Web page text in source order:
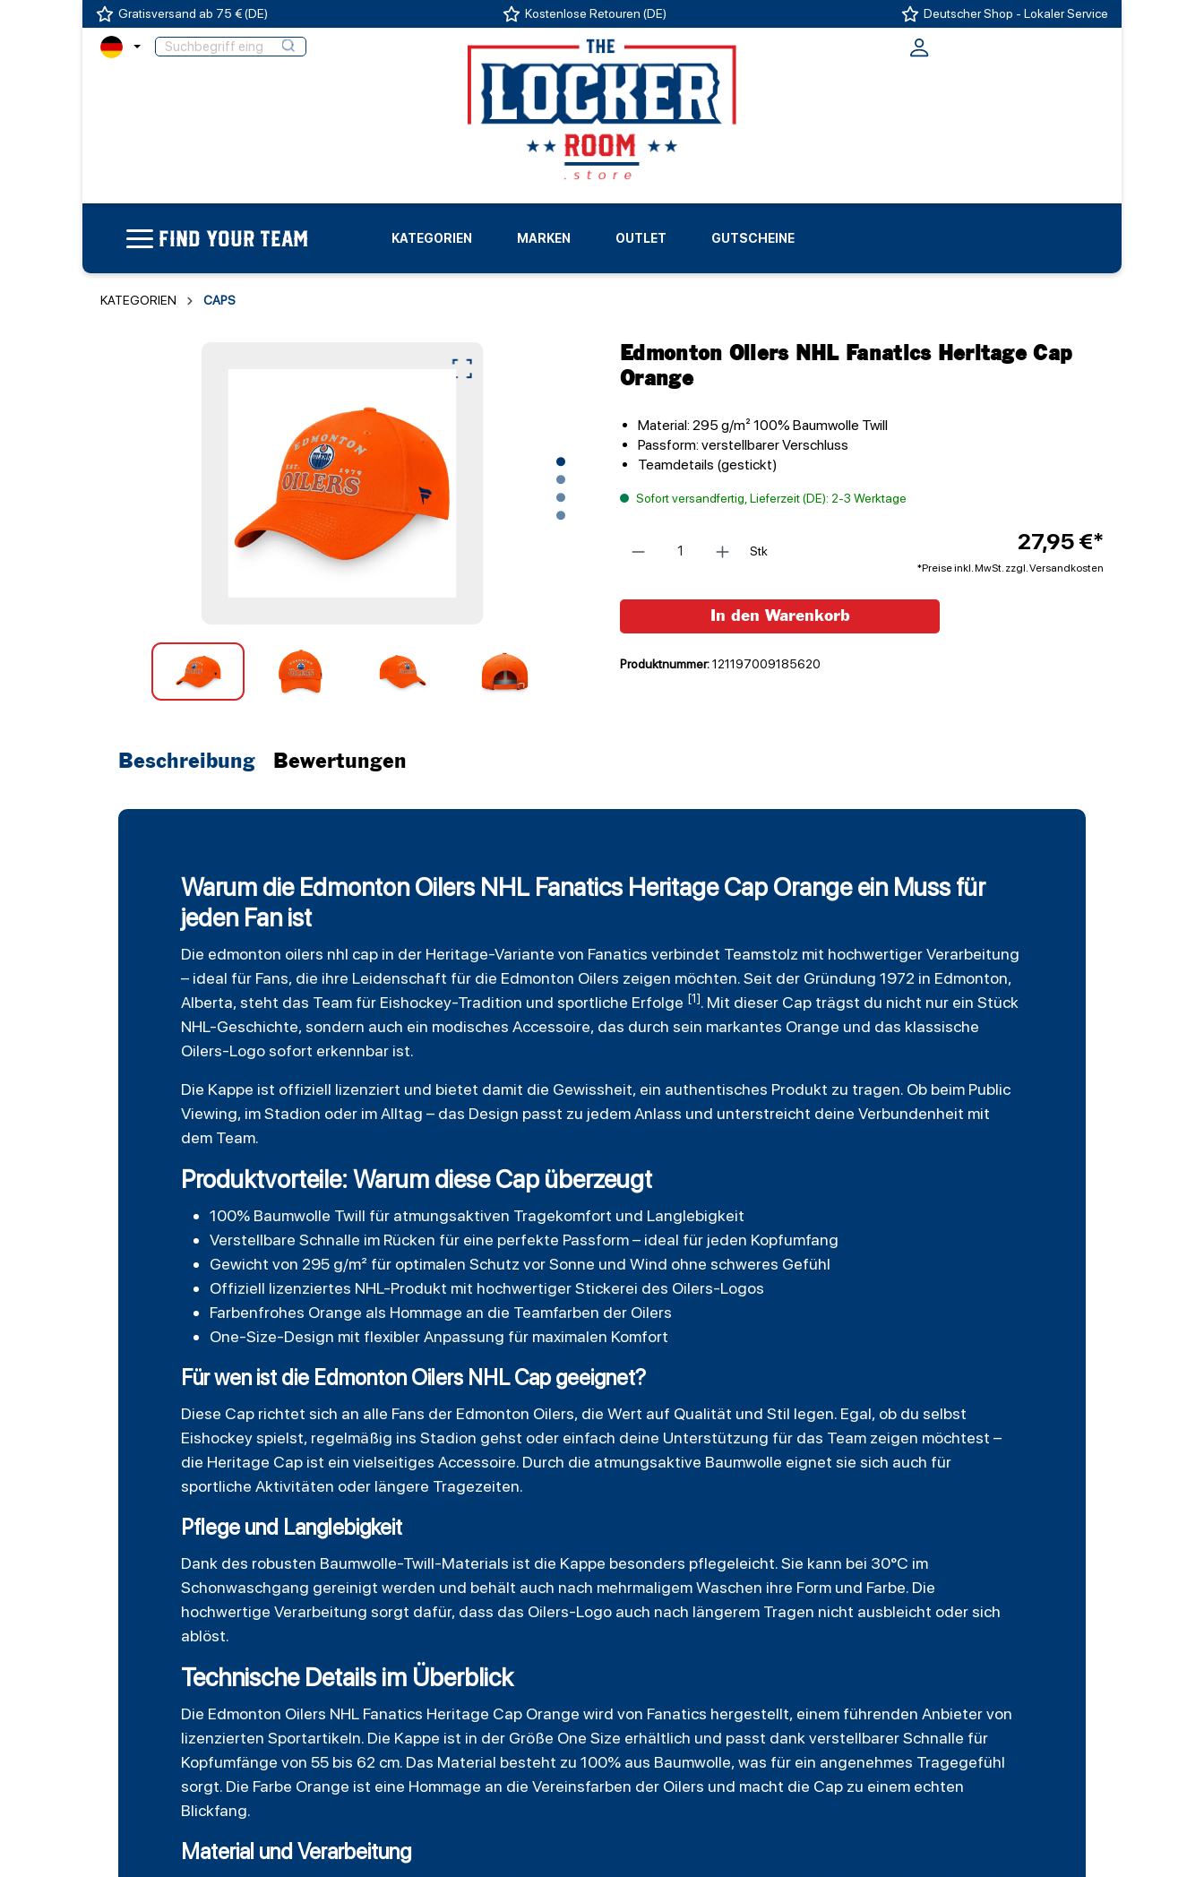
Gratisversand ab 75 € (DE) Kostenlose Retouren (DE) Deutscher Shop - Lokaler Service
FIND YOUR TEAM KATEGORIEN MARKEN
LIGEN
OUTLET GUTSCHEINE
KATEGORIEN CAPS
Edmonton Oilers NHL Fanatics Heritage Cap
Orange
Material: 295 g/m² 100% Baumwolle Twill
Passform: verstellbarer Verschluss
Teamdetails (gestickt)
Sofort versandfertig, Lieferzeit (DE): 2-3 Werktage
Stk
27,95 €*
*Preise inkl. MwSt. zzgl. Versandkosten
In den Warenkorb
Produktnummer:121197009185620
Beschreibung Bewertungen
Warum die Edmonton Oilers NHL Fanatics Heritage Cap Orange ein Muss für
jeden Fan ist
Die edmonton oilers nhl cap in der Heritage-Variante von Fanatics verbindet Teamstolz mit hochwertiger Verarbeitung
– ideal für Fans, die ihre Leidenschaft für die Edmonton Oilers zeigen möchten. Seit der Gründung 1972 in Edmonton,
Alberta, steht das Team für Eishockey-Tradition und sportliche Erfolge [1]. Mit dieser Cap trägst du nicht nur ein Stück
NHL-Geschichte, sondern auch ein modisches Accessoire, das durch sein markantes Orange und das klassische
Oilers-Logo sofort erkennbar ist.
Die Kappe ist offiziell lizenziert und bietet damit die Gewissheit, ein authentisches Produkt zu tragen. Ob beim Public
Viewing, im Stadion oder im Alltag – das Design passt zu jedem Anlass und unterstreicht deine Verbundenheit mit
dem Team.
Produktvorteile: Warum diese Cap überzeugt
100% Baumwolle Twill für atmungsaktiven Tragekomfort und Langlebigkeit
Verstellbare Schnalle im Rücken für eine perfekte Passform – ideal für jeden Kopfumfang
Gewicht von 295 g/m² für optimalen Schutz vor Sonne und Wind ohne schweres Gefühl
Offiziell lizenziertes NHL-Produkt mit hochwertiger Stickerei des Oilers-Logos
Farbenfrohes Orange als Hommage an die Teamfarben der Oilers
One-Size-Design mit flexibler Anpassung für maximalen Komfort
Für wen ist die Edmonton Oilers NHL Cap geeignet?
Diese Cap richtet sich an alle Fans der Edmonton Oilers, die Wert auf Qualität und Stil legen. Egal, ob du selbst
Eishockey spielst, regelmäßig ins Stadion gehst oder einfach deine Unterstützung für das Team zeigen möchtest –
die Heritage Cap ist ein vielseitiges Accessoire. Durch die atmungsaktive Baumwolle eignet sie sich auch für
sportliche Aktivitäten oder längere Tragezeiten.
Pflege und Langlebigkeit
Dank des robusten Baumwolle-Twill-Materials ist die Kappe besonders pflegeleicht. Sie kann bei 30°C im
Schonwaschgang gereinigt werden und behält auch nach mehrmaligem Waschen ihre Form und Farbe. Die
hochwertige Verarbeitung sorgt dafür, dass das Oilers-Logo auch nach längerem Tragen nicht ausbleicht oder sich
ablöst.
Technische Details im Überblick
Die Edmonton Oilers NHL Fanatics Heritage Cap Orange wird von Fanatics hergestellt, einem führenden Anbieter von
lizenzierten Sportartikeln. Die Kappe ist in der Größe One Size erhältlich und passt dank verstellbarer Schnalle für
Kopfumfänge von 55 bis 62 cm. Das Material besteht zu 100% aus Baumwolle, was für ein angenehmes Tragegefühl
sorgt. Die Farbe Orange ist eine Hommage an die Vereinsfarben der Oilers und macht die Cap zu einem echten
Blickfang.
Material und Verarbeitung